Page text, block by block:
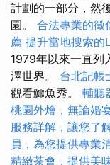
計劃的一部分，然
園。 合法專業的徵
薦 提升當地搜索的
1979年以來一直列
澤世界。 台北記帳
觀看鱷魚秀。 輔聽
桃園外燴，無論婚
服務詳解，讓您了
員，為您提供專業
精緻茶會，提供美